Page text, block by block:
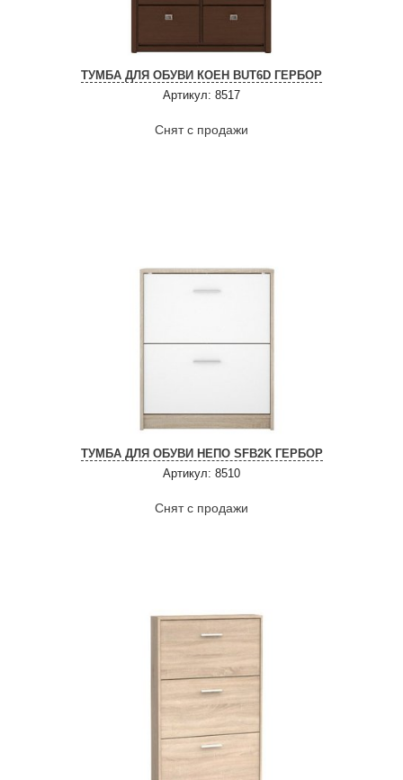
ТУМБА ДЛЯ ОБУВИ КОЕН BUT6D ГЕРБОР
Артикул: 8517
Снят с продажи
ТУМБА ДЛЯ ОБУВИ НЕПО SFB2K ГЕРБОР
Артикул: 8510
Снят с продажи